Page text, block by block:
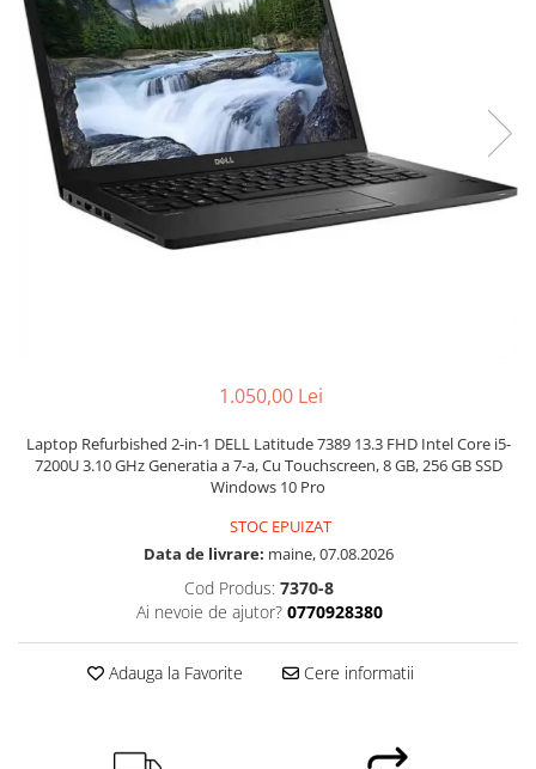
Incarcatoare laptop
Incarcatoare laptop refurbished
Standuri și Coolere Laptop
Alte accesorii
Card reader
Coolere
Surse PC
Carcase
Placi de baza
Ventilatoare carcasa
Componente Renew/Refurbished
Placi de baza REFURBISHED
Calculatoare All-in-One RENEW
Componente All-in-One
1.050,00 Lei
Laptop Refurbished 2-in-1 DELL Latitude 7389 13.3 FHD Intel Core i5-
7200U 3.10 GHz Generatia a 7-a, Cu Touchscreen, 8 GB, 256 GB SSD
Windows 10 Pro
STOC EPUIZAT
Data de livrare: maine, 07.08.2026
Cod Produs: 7370-8
Ai nevoie de ajutor? 0770928380
Adauga la Favorite Cere informatii